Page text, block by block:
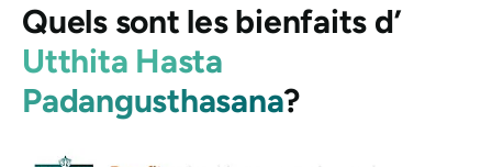
Quels sont les bienfaits d’
Utthita Hasta
Padangusthasana?